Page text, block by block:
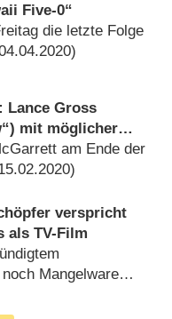
Five-0“
die letzte Folge
)
Lance Gross
mit möglicher
am Ende der
)
verspricht
als TV-Film
Mangelware